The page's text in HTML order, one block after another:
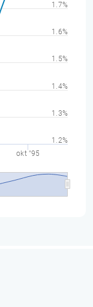
okt "95
1.2%
1.3%
1.4%
1.5%
1.6%
1.7%